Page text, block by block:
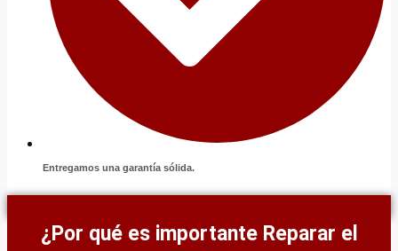
Entregamos una garantía sólida.
¿Por qué es importante Reparar el